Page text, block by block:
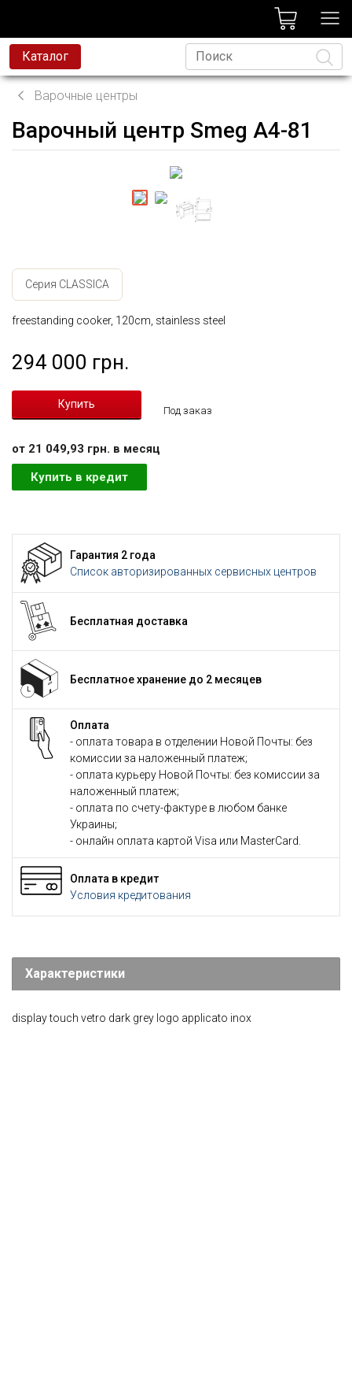
Каталог
Варочные центры
Варочный центр Smeg A4-81
Серия CLASSICA
freestanding cooker, 120cm, stainless steel
294 000 грн.
Под заказ
от 21 049,93 грн. в месяц
Купить в кредит
Гарантия 2 года
Список авторизированных сервисных центров
Бесплатная доставка
Бесплатное хранение до 2 месяцев
Оплата
- оплата товара в отделении Новой Почты: без
комиссии за наложенный платеж;
- оплата курьеру Новой Почты: без комиссии за
наложенный платеж;
- оплата по счету-фактуре в любом банке
Украины;
- онлайн оплата картой Visa или MasterCard.
Оплата в кредит
Условия кредитования
Характеристики
display touch vetro dark grey logo applicato inox